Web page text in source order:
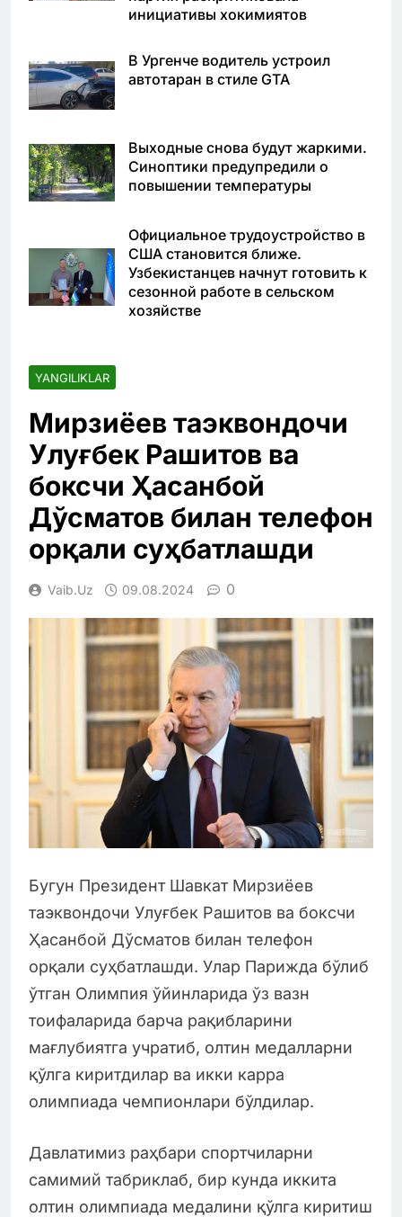
инициативы хокимиятов
В Ургенче водитель устроил
автотаран в стиле GTA
Выходные снова будут жаркими.
Синоптики предупредили о
повышении температуры
Официальное трудоустройство в
США становится ближе.
Узбекистанцев начнут готовить к
сезонной работе в сельском
хозяйстве
YANGILIKLAR
Мирзиёев таэквондочи
Улуғбек Рашитов ва
боксчи Ҳасанбой
Дўсматов билан телефон
орқали суҳбатлашди
Vaib.uz 09.08.2024 0
Бугун Президент Шавкат Мирзиёев
таэквондочи Улуғбек Рашитов ва боксчи
Ҳасанбой Дўсматов билан телефон
орқали суҳбатлашди. Улар Парижда бўлиб
ўтган Олимпия ўйинларида ўз вазн
тоифаларида барча рақибларини
мағлубиятга учратиб, олтин медалларни
қўлга киритдилар ва икки карра
олимпиада чемпионлари бўлдилар.
Давлатимиз раҳбари спортчиларни
самимий табриклаб, бир кунда иккита
олтин олимпиада медалини қўлга киритиш